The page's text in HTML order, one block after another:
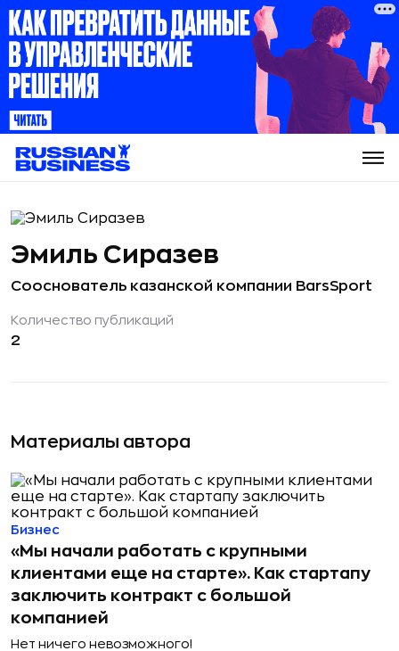
Материалы автора
«Мы начали работать с крупными
клиентами еще на старте». Как стартапу
заключить контракт с большой
компанией
Нет ничего невозможного!
Бизнес
Эмиль Сиразев
Сооснователь казанской компании BarsSport
Количество публикаций
2